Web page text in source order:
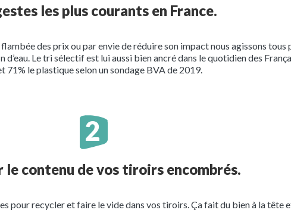
les plus courants en France.
des prix ou par envie de réduire son impact nous agissons
Le tri sélectif est lui aussi bien ancré dans le quotidien des
le plastique selon un sondage BVA de 2019.
le contenu de vos tiroirs encombrés.
pour recycler et faire le vide dans vos tiroirs. Ça fait du bien à la tête